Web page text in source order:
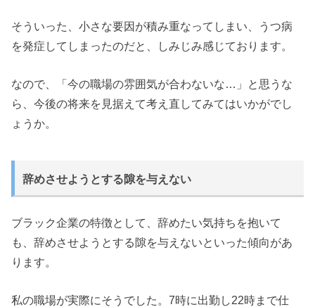
そういった、小さな要因が積み重なってしまい、うつ病
を発症してしまったのだと、しみじみ感じております。
なので、「今の職場の雰囲気が合わないな…」と思うな
ら、今後の将来を見据えて考え直してみてはいかがでし
ょうか。
辞めさせようとする隙を与えない
ブラック企業の特徴として、辞めたい気持ちを抱いて
も、辞めさせようとする隙を与えないといった傾向があ
ります。
私の職場が実際にそうでした。7時に出勤し22時まで仕